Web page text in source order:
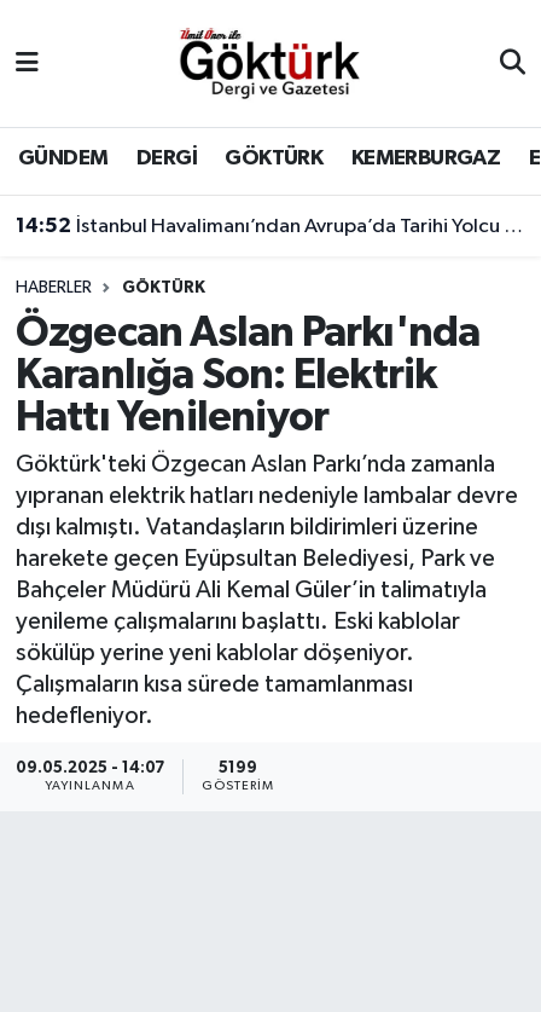
GÜNDEM DERGİ GÖKTÜRK KEMERBURGAZ
14:52 İstanbul Havalimanı’ndan Avrupa’da Tarihi Yolcu Rekoru
HABERLER GÖKTÜRK
Özgecan Aslan Parkı'nda
Karanlığa Son: Elektrik
Hattı Yenileniyor
Göktürk'teki Özgecan Aslan Parkı’nda zamanla
yıpranan elektrik hatları nedeniyle lambalar devre
dışı kalmıştı. Vatandaşların bildirimleri üzerine
harekete geçen Eyüpsultan Belediyesi, Park ve
Bahçeler Müdürü Ali Kemal Güler’in talimatıyla
yenileme çalışmalarını başlattı. Eski kablolar
sökülüp yerine yeni kablolar döşeniyor.
Çalışmaların kısa sürede tamamlanması
hedefleniyor.
09.05.2025 - 14:07
YAYINLANMA
5199
GÖSTERIM
BİLİM
DERGİ
DÜNYA
EĞİTİM
EKONOMİ
GÖKTÜRK
GÜNDEM
KEMERBURGAZ
KÜLTÜR - SANAT
MAGAZİN
ÖZEL HABER
Eyüpsultan Hava Durumu
Eyüpsultan Trafik Yoğunluk Haritası
Süper Lig Puan Durumu ve Fikstür
Tüm Manşetler
Son Dakika Haberleri
Haber Arşivi